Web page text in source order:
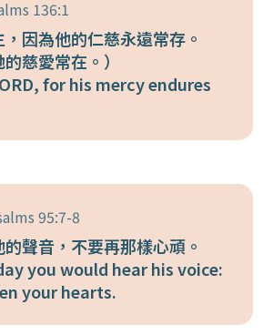
136:1
因為他的仁慈永遠常存。
的慈愛常在。）
for his mercy endures
95:7-8
聲音，不要再那樣心頑。
you would hear his voice:
your hearts.